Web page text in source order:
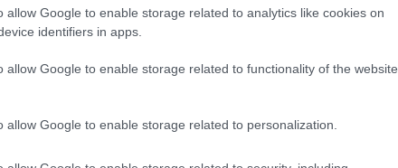
allow Google to enable storage related to analytics like cookies on
identifiers in apps.
allow Google to enable storage related to functionality of the website
allow Google to enable storage related to personalization.
για πρώτη φορά την μηνιαία κύρια
από αυτό. Αν έλαβαν για πρώτη φορά την
τμήμα των αναδρομικών που
έως το τέλος του έτους.
υποβάλλει αίτηση το 2014 και πληρώθηκε
του 2016. Είχε τις